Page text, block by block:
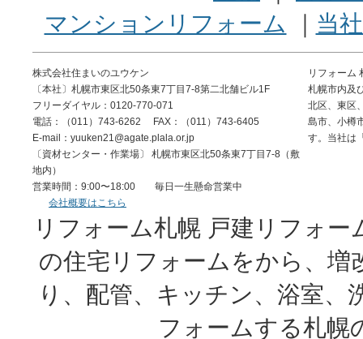
マンションリフォーム
｜ 当
リフォーム
札幌市内及
北区、東区
島市、小樽
す。当社は
株式会社住まいのユウケン
〔本社〕札幌市東区北50条東7丁目7-8第二北舗ビル1F
フリーダイヤル：0120-770-071
電話：（011）743-6262 FAX：（011）743-6405
E-mail：yuuken21@agate.plala.or.jp
〔資材センター・作業場〕 札幌市東区北50条東7丁目7-8（敷
地内）
営業時間：9:00〜18:00 毎日一生懸命営業中
会社概要はこちら
リフォーム札幌 戸建リフォ
の住宅リフォームをから、増
り、配管、キッチン、浴室
フォームする札幌